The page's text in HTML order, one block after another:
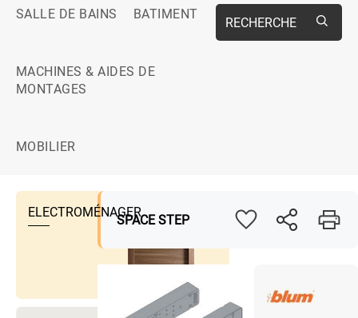
SALLE DE BAINS BATIMENT
MACHINES & AIDES DE
MONTAGES
MOBILIER
RECHERCHE
ELECTROMÉNAGERSPACE STEP